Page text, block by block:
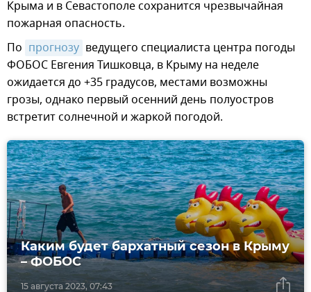
Крыма и в Севастополе сохранится чрезвычайная
пожарная опасность.
По прогнозу ведущего специалиста центра погоды
ФОБОС Евгения Тишковца, в Крыму на неделе
ожидается до +35 градусов, местами возможны
грозы, однако первый осенний день полуостров
встретит солнечной и жаркой погодой.
15 августа 2023, 07:43
Каким будет бархатный сезон в Крыму
– ФОБОС